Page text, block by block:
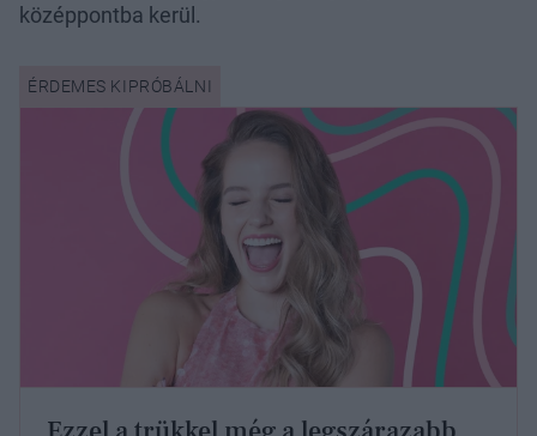
középpontba kerül.